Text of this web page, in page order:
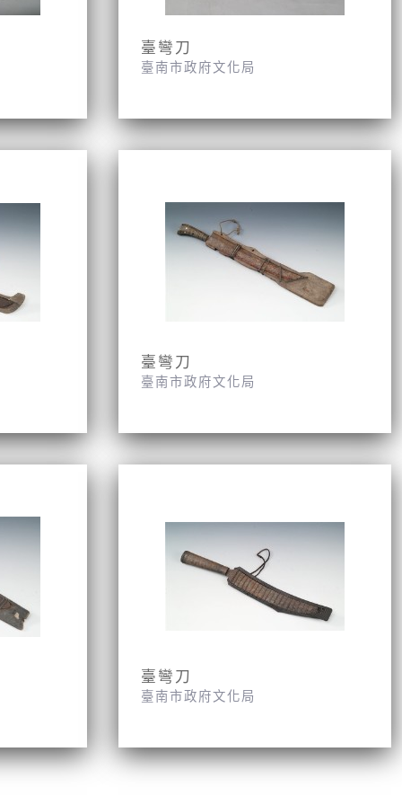
臺彎刀
臺南市政府文化局
臺彎刀
臺南市政府文化局
臺彎刀
臺南市政府文化局